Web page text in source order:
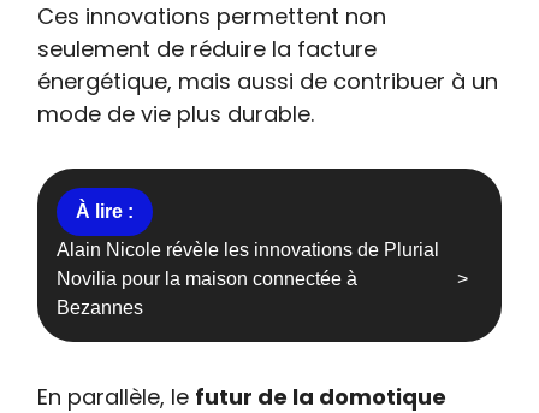
Ces innovations permettent non
seulement de réduire la facture
énergétique, mais aussi de contribuer à un
mode de vie plus durable.
Alain Nicole révèle les innovations de Plurial
Novilia pour la maison connectée à
Bezannes
En parallèle, le futur de la domotique